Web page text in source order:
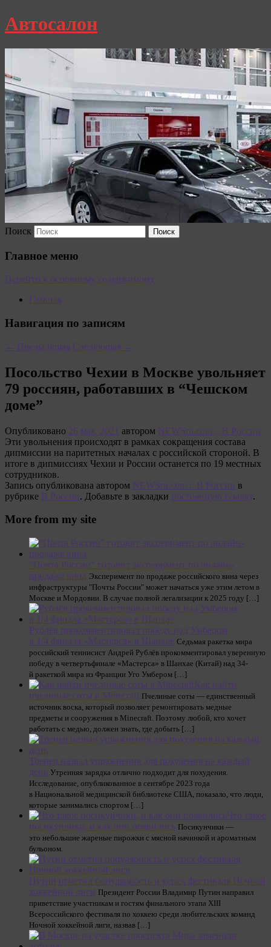
Автосалон
Поиск
Главное меню
Перейти к основному содержимому
Главная
Навигация по записям
← Предыдущая Следующая →
Посольство Чехии в Москве увольняет
79 россиян, работавших в “Чешском
доме”
Опубликовано 26 мая, 2021 автором NEWSru.com :: В России
Эти увольнения происходят в рамках сокращения состава
дипмиссии на паритетных началах с российской стороной. В
итоге в дипмиссиях Чехии и России останется по 19 местных
сотрудников.
Запись опубликована автором NEWSru.com :: В России в
рубрике В России. Добавьте в закладки постоянную ссылку.
More from my site
“Почта России” готовит эксперимент по онлайн-
продаже вина Эксперимент по продаже российского вина через
инфраструктуры "Почты России" может начаться уже этим летом в
Москве и Мордовии. В случае полной легализации к 2025 году […]
Рублёв прокомментировал победу над Умбером
в 1/4 финала «Мастерса» в Шанхае Седьмая ракетка мира
российский теннисист Андрей Рублёв прокомментировал уверенную
победу в четвертьфинале «Мастерса» в Шанхае (Китай) над 34-
й ракеткой мира из Франции Уго Умбером […]
Как найти
пчелиные соты в Minecraft Пчелиные соты — единственный
источник воска, который позволяет ремонтировать медные
предметы и сооружения в Minecraft. Поэтому любой, кто хочет
работать с медью, должен знать, где добыть […]
Тренер назвал упражнения для похудения на каждый
день Утренняя зарядка отлично подходит для похудения.
Исследование, опубликованное в сентябре 2023 года
в Национальной медицинской библиотеке США, показало, что люди,
которые занимались спортом […]
Что такое
посикунчики, и как они появились Посикунчики —
это небольшие жареные пирожки с мясной начинкой и ароматным
бульоном.
Путин отметил популярность и успех фестиваля Ночной
хоккейной лиги Президент России Владимир Путин направил
приветствие участникам и гостям финального этапа XIII
Всероссийского фестиваля по хоккею среди любительских команд
Ночной хоккейной лиги, назвав […]